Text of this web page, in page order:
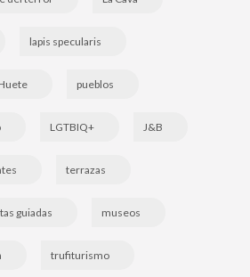
lapis specularis
pueblos
LGTBIQ+ J&B
terrazas
guiadas museos
trufiturismo